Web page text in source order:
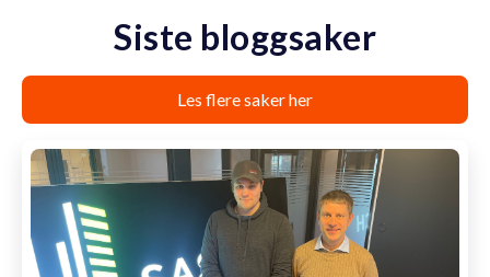
Siste bloggsaker
Les flere saker her